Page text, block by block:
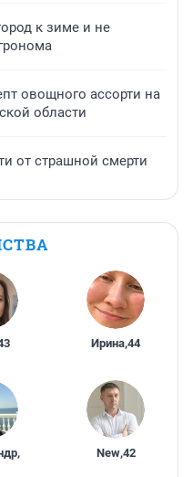
к зиме и не
овощного ассорти на
области
от страшной смерти
Ирина,44
,
New,42